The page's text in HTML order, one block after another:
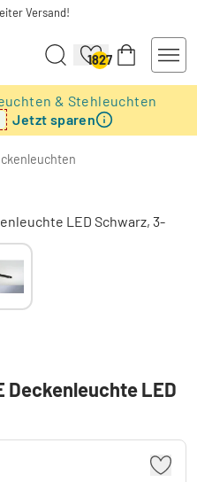
Versand!
1827
& Stehleuchten
Jetzt sparen
Deckenleuchte LED